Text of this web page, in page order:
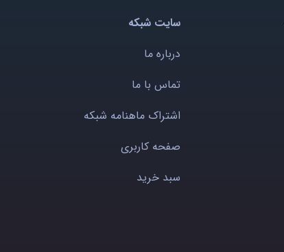
سایت شبکه
درباره ما
تماس با ما
اشتراک ماهنامه شبکه
صفحه کاربری
سبد خرید